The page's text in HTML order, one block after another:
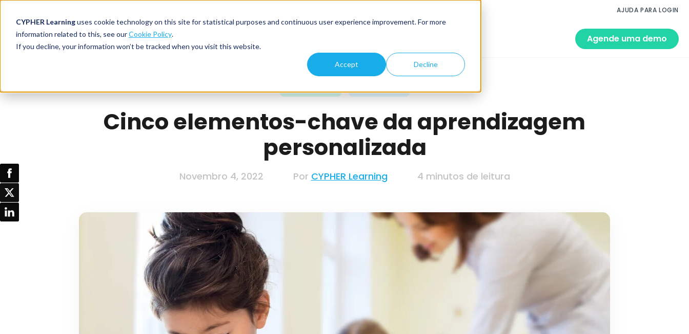
CYPHER Learninguses cookie technology on this site for statistical purposes and continuous user experience improvement. For more
information related to this, see ourCookie Policy.
If you decline, your information won’t be tracked when you visit this website.
Accept Decline
AJUDA PARA LOGIN
Agende uma demo
Cinco elementos-chave da aprendizagem
personalizada
Novembro 4, 2022 Por CYPHER Learning 4 minutos de leitura